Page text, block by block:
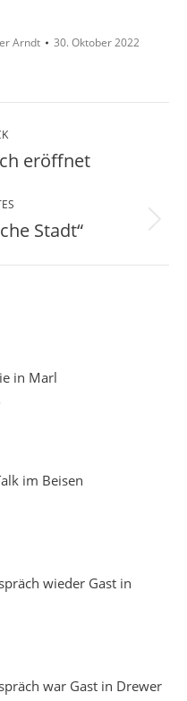
Arndt 30. Oktober 2022
eröffnet
Stadt“
in Marl
im Beisen
wieder Gast in
war Gast in Drewer